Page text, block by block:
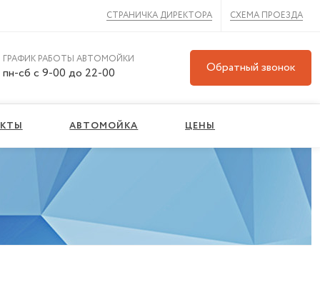
СТРАНИЧКА ДИРЕКТОРА СХЕМА ПРОЕЗДА
ГРАФИК РАБОТЫ АВТОМОЙКИ
пн-сб с 9-00 до 22-00 Обратный звонок
АВТОМОЙКА ЦЕНЫ